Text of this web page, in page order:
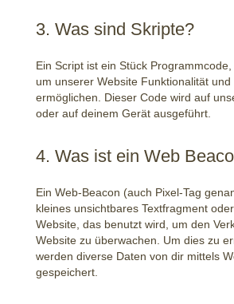
3. Was sind Skripte?
Ein Script ist ein Stück Programmcode,
um unserer Website Funktionalität
ermöglichen. Dieser Code wird auf
oder auf deinem Gerät ausgeführt.
4. Was ist ein Web
Ein Web-Beacon (auch Pixel-Tag
kleines unsichtbares Textfragment
Website, das benutzt wird, um den
Website zu überwachen. Um dies zu
werden diverse Daten von dir mittels
gespeichert.